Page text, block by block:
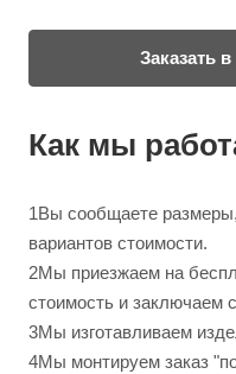
Заказать
Как мы
1Вы сообщаете
вариантов стоимости.
2Мы приезжаем на
стоимость и заключаем
3Мы изготавливаем
4Мы монтируем заказ